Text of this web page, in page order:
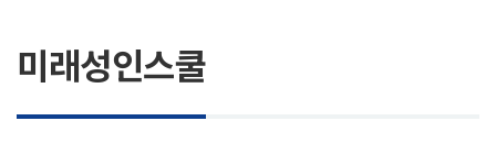
미래성인스쿨